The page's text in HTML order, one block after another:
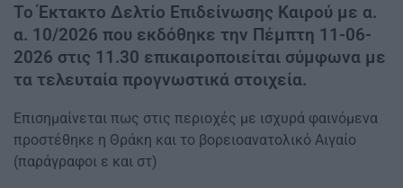
Το Έκτακτο Δελτίο Επιδείνωσης Καιρού με α.
α. 10/2026 που εκδόθηκε την Πέμπτη 11-06-
2026 στις 11.30 επικαιροποιείται σύμφωνα με
τα τελευταία προγνωστικά στοιχεία.
Επισημαίνεται πως στις περιοχές με ισχυρά φαινόμενα
προστέθηκε η Θράκη και το βορειοανατολικό Αιγαίο
(παράγραφοι ε και στ)